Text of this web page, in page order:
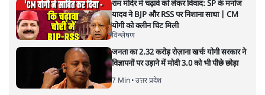
राम मंदिर में चढ़ावे को लेकर विवाद: SP के मनोज
यादव ने BJP और RSS पर निशाना साधा | CM
योगी को क्लीन चिट मिली
विश्लेषण
जनता का 2.32 करोड़ रोज़ाना खर्चः योगी सरकार ने
विज्ञापनों पर उड़ाने में मोदी 3.0 को भी पीछे छोड़ा
7 Min• उत्तर प्रदेश